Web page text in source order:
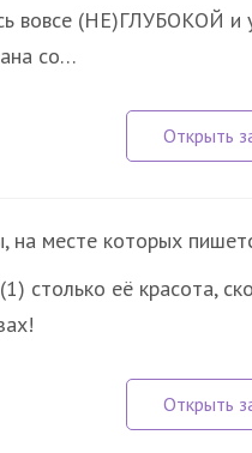
вовсе (НЕ)ГЛУБОКОЙ и
со…
на месте которых
столько её красота,